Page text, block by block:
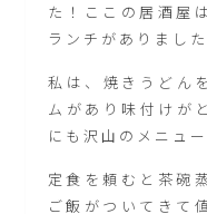
た！ここの居酒屋
ランチがありました
私は、焼きうどん
ムがあり味付けが
にも沢山のメニュ
定食を頼むと茶碗
ご飯がついてきて